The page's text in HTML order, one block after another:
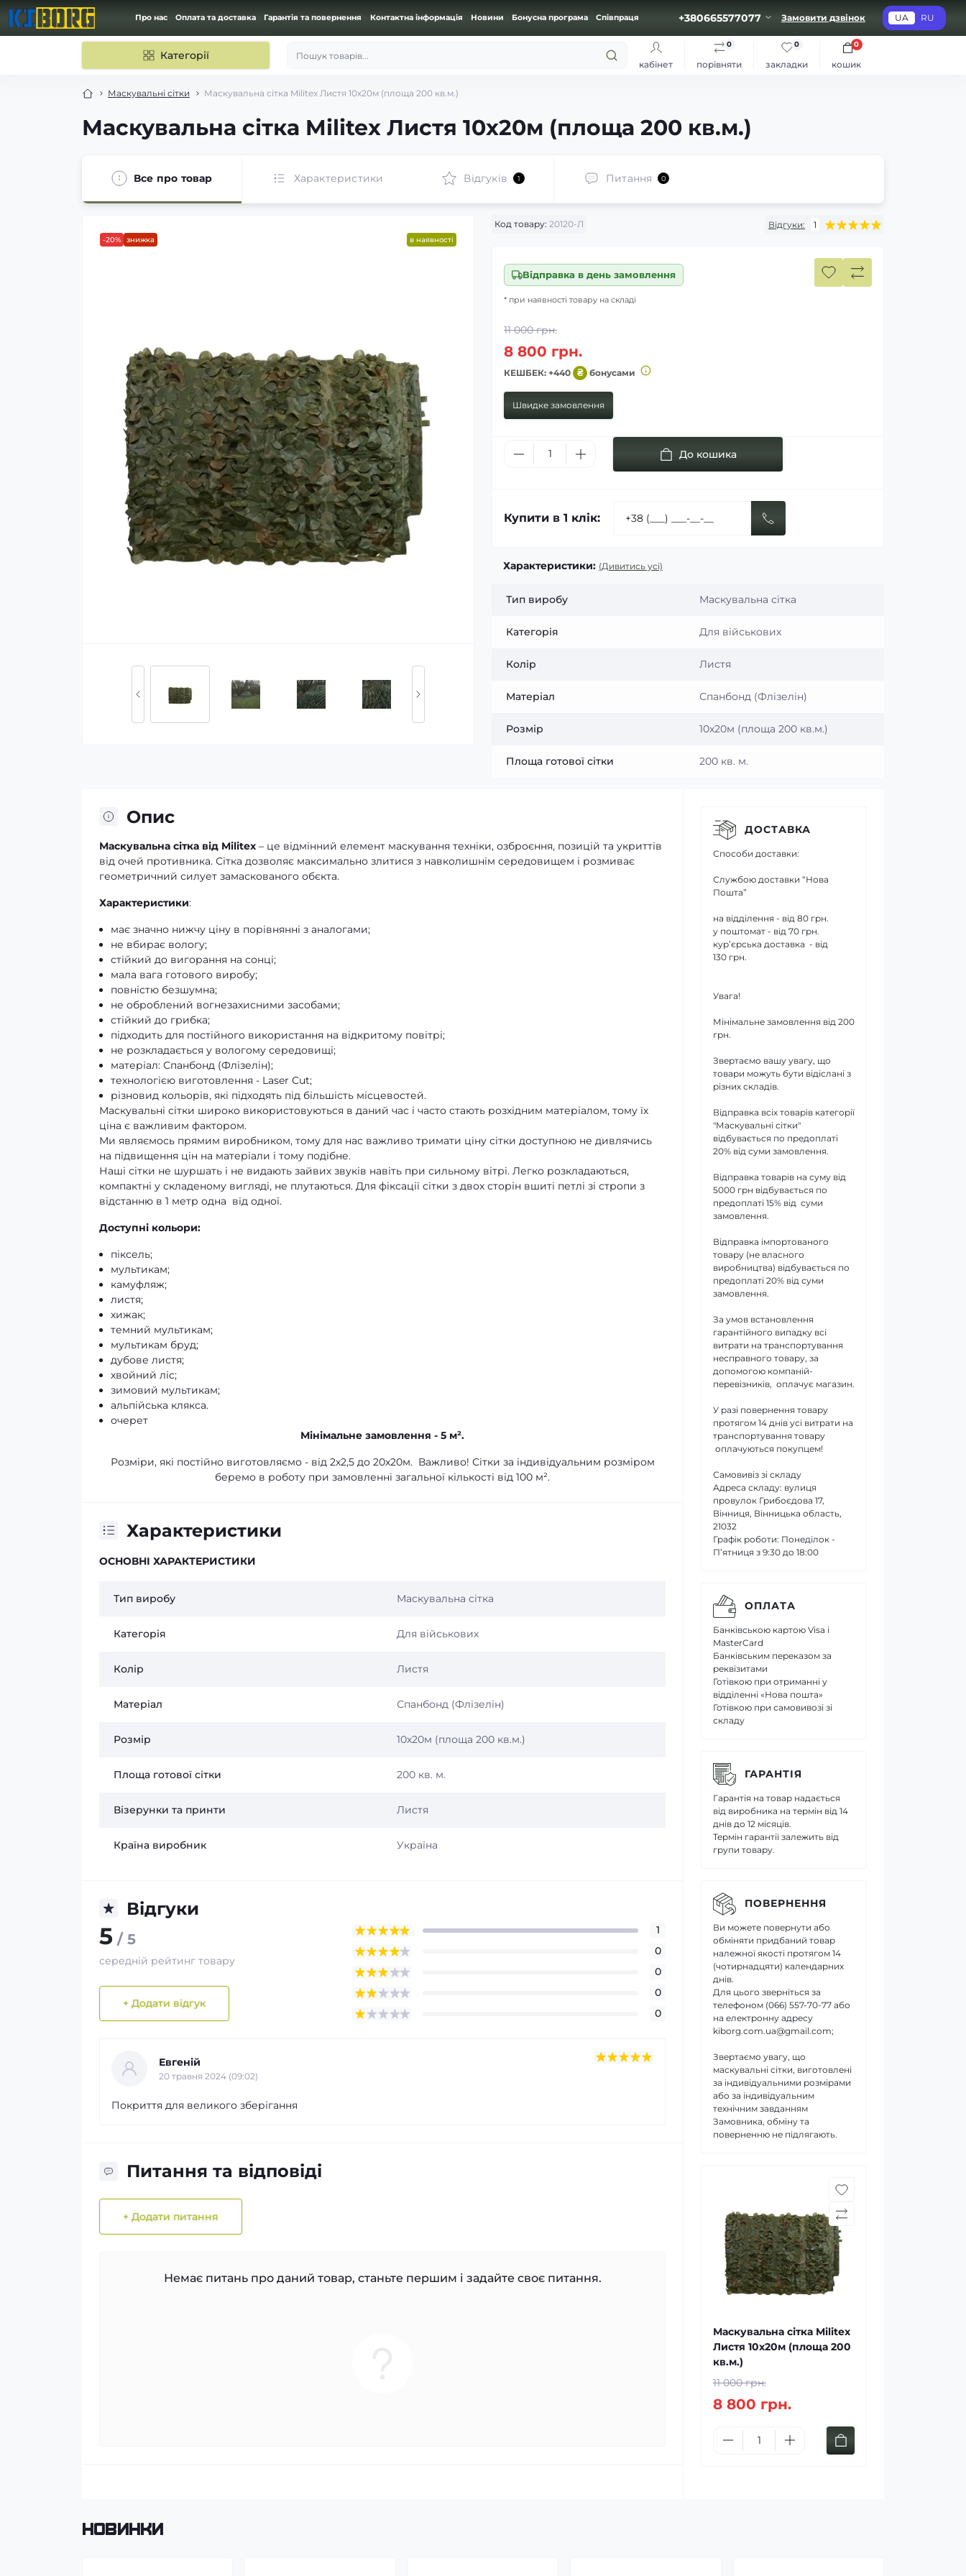
Про нас Оплата та доставка Гарантія та повернення Контактна інформація Новини Бонусна програма Співпраця +380665577077 Замовити дзвінок UA RU
Категорії
Пошук товарів...
кабінет
порівняти
0
закладки
0
кошик
0
Маскувальні сітки Маскувальна сітка Militex Листя 10х20м (площа 200 кв.м.)
Маскувальна сітка Militex Листя 10х20м (площа 200 кв.м.)
Все про товар Характеристики Відгуків 1 Питання 0
-20% знижка в наявності
Код товару: 20120-Л Відгуки: 1
Відправка в день замовлення
* при наявності товару на складі
11 000 грн.
8 800 грн.
КЕШБЕК: +440 ₴ бонусами
Швидке замовлення
До кошика
Купити в 1 клік:
Характеристики: (Дивитись усі)
Тип виробу Маскувальна сітка
Категорія Для військових
Колір Листя
Матеріал Спанбонд (Флізелін)
Розмір 10х20м (площа 200 кв.м.)
Площа готової сітки 200 кв. м.
Опис
Маскувальна сітка від Militex – це відмінний елемент маскування техніки, озброєння, позицій та укриттів
від очей противника. Сітка дозволяє максимально злитися з навколишнім середовищем і розмиває
геометричний силует замаскованого обєкта.
Характеристики:
має значно нижчу ціну в порівнянні з аналогами;
не вбирає вологу;
стійкий до вигорання на сонці;
мала вага готового виробу;
повністю безшумна;
не оброблений вогнезахисними засобами;
стійкий до грибка;
підходить для постійного використання на відкритому повітрі;
не розкладається у вологому середовищі;
матеріал: Спанбонд (Флізелін);
технологією виготовлення - Laser Cut;
різновид кольорів, які підходять під більшість місцевостей.
Маскувальні сітки широко використовуються в даний час і часто стають розхідним матеріалом, тому їх
ціна є важливим фактором.
Ми являємось прямим виробником, тому для нас важливо тримати ціну сітки доступною не дивлячись
на підвищення цін на матеріали і тому подібне.
Наші сітки не шуршать і не видають зайвих звуків навіть при сильному вітрі. Легко розкладаються,
компактні у складеному вигляді, не плутаються. Для фіксації сітки з двох сторін вшиті петлі зі стропи з
відстанню в 1 метр одна від одної.
Доступні кольори:
піксель;
мультикам;
камуфляж;
листя;
хижак;
темний мультикам;
мультикам бруд;
дубове листя;
хвойний ліс;
зимовий мультикам;
альпійська клякса.
очерет
Мінімальне замовлення - 5 м².
Розміри, які постійно виготовляємо - від 2х2,5 до 20х20м. Важливо! Сітки за індивідуальним розміром
беремо в роботу при замовленні загальної кількості від 100 м².
Характеристики
ОСНОВНІ ХАРАКТЕРИСТИКИ
Тип виробу Маскувальна сітка
Категорія Для військових
Колір Листя
Матеріал Спанбонд (Флізелін)
Розмір 10х20м (площа 200 кв.м.)
Площа готової сітки 200 кв. м.
Візерунки та принти Листя
Країна виробник Україна
Відгуки
5 / 5
середній рейтинг товару
+ Додати відгук
1
0
0
0
0
Евгеній
20 травня 2024 (09:02)
Покриття для великого зберігання
Питання та відповіді
+ Додати питання
Немає питань про даний товар, станьте першим і задайте своє питання.
ДОСТАВКА
Способи доставки:
Службою доставки “Нова
Пошта”
на відділення - від 80 грн.
у поштомат - від 70 грн.
кур’єрська доставка - від
130 грн.
Увага!
Мінімальне замовлення від 200
грн.
Звертаємо вашу увагу, що
товари можуть бути відіслані з
різних складів.
Відправка всіх товарів категорії
"Маскувальні сітки"
відбувається по предоплаті
20% від суми замовлення.
Відправка товарів на суму від
5000 грн відбувається по
предоплаті 15% від суми
замовлення.
Відправка імпортованого
товару (не власного
виробництва) відбувається по
предоплаті 20% від суми
замовлення.
За умов встановлення
гарантійного випадку всі
витрати на транспортування
несправного товару, за
допомогою компаній-
перевізників, оплачує магазин.
У разі повернення товару
протягом 14 днів усі витрати на
транспортування товару
оплачуються покупцем!
Самовивіз зі складу
Адреса складу: вулиця
провулок Грибоєдова 17,
Вінниця, Вінницька область,
21032
Графік роботи: Понеділок -
П’ятниця з 9:30 до 18:00
ОПЛАТА
Банківською картою Visa і
MasterCard
Банківським переказом за
реквізитами
Готівкою при отриманні у
відділенні «Нова пошта»
Готівкою при самовивозі зі
складу
ГАРАНТІЯ
Гарантія на товар надається
від виробника на термін від 14
днів до 12 місяців.
Термін гарантії залежить від
групи товару.
ПОВЕРНЕННЯ
Ви можете повернути або
обміняти придбаний товар
належної якості протягом 14
(чотирнадцяти) календарних
днів.
Для цього зверніться за
телефоном (066) 557-70-77 або
на електронну адресу
kiborg.com.ua@gmail.com;
Звертаємо увагу, що
маскувальні сітки, виготовлені
за індивідуальними розмірами
або за індивідуальним
технічним завданням
Замовника, обміну та
поверненню не підлягають.
Маскувальна сітка Militex
Листя 10х20м (площа 200
кв.м.)
11 000 грн.
8 800 грн.
Новинки